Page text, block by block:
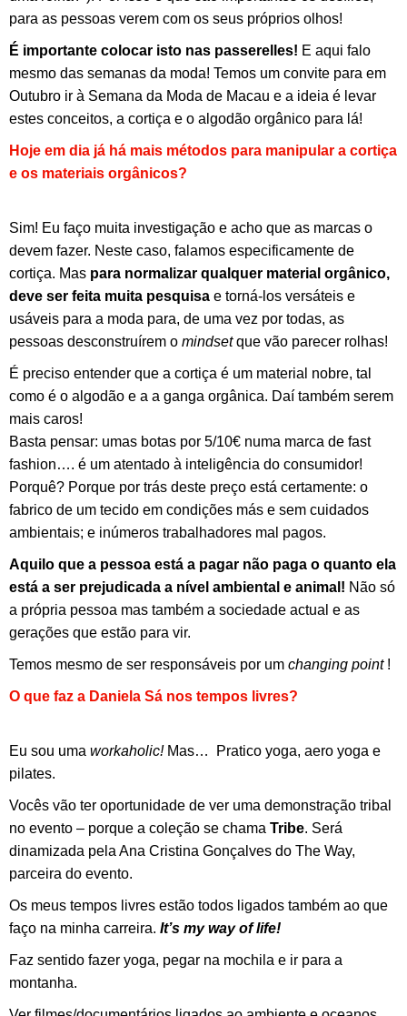
para as pessoas verem com os seus próprios olhos!
É importante colocar isto nas passerelles! E aqui falo
mesmo das semanas da moda! Temos um convite para em
Outubro ir à Semana da Moda de Macau e a ideia é levar
estes conceitos, a cortiça e o algodão orgânico para lá!
Hoje em dia já há mais métodos para manipular a cortiça
e os materiais orgânicos?
Sim! Eu faço muita investigação e acho que as marcas o
devem fazer. Neste caso, falamos especificamente de
cortiça. Mas para normalizar qualquer material orgânico,
deve ser feita muita pesquisa e torná-los versáteis e
usáveis para a moda para, de uma vez por todas, as
pessoas desconstruírem o mindsetque vão parecer rolhas!
É preciso entender que a cortiça é um material nobre, tal
como é o algodão e a a ganga orgânica. Daí também serem
mais caros!
Basta pensar: umas botas por 5/10€ numa marca de fast
fashion…. é um atentado à inteligência do consumidor!
Porquê? Porque por trás deste preço está certamente: o
fabrico de um tecido em condições más e sem cuidados
ambientais; e inúmeros trabalhadores mal pagos.
Aquilo que a pessoa está a pagar não paga o quanto ela
está a ser prejudicada a nível ambiental e animal! Não só
a própria pessoa mas também a sociedade actual e as
gerações que estão para vir.
Temos mesmo de ser responsáveis por um changing point!
O que faz a Daniela Sá nos tempos livres?
Eu sou uma workaholic! Mas… Pratico yoga, aero yoga e
pilates.
Vocês vão ter oportunidade de ver uma demonstração tribal
no evento – porque a coleção se chama Tribe. Será
dinamizada pela Ana Cristina Gonçalves do The Way,
parceira do evento.
Os meus tempos livres estão todos ligados também ao que
faço na minha carreira. It’s my way of life!
Faz sentido fazer yoga, pegar na mochila e ir para a
montanha.